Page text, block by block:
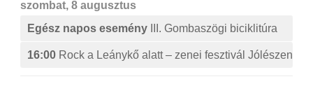
szombat, 8 augusztus
Egész napos esemény
III. Gombaszögi biciklitúra
16:00 Rock a Leánykő alatt – zenei fesztivál Jólészen